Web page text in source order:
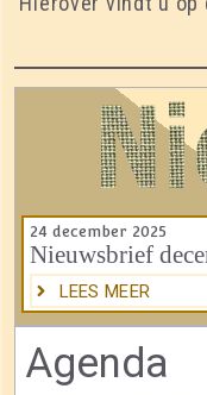
24 december 2025
Nieuwsbrief
LEES MEER
Agenda